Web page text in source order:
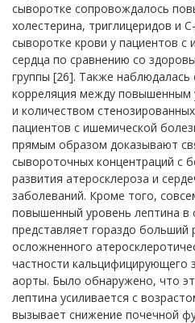
сыворотке сопровождалось
холестерина, триглицеридов и
сыворотке крови у пациентов
сердца по сравнению со
группы [26]. Также
корреляция между повышенным
и количеством
пациентов с ишемической
прямым образом доказывают
сывороточных концентраций с
развития атеросклероза и
заболеваний. Кроме того,
повышенный уровень лептина в
представляет гораздо больший
осложненного
частности кальцифицирующего
аорты. Было обнаружено, что
лептина усиливается с
вызывает снижение почечной